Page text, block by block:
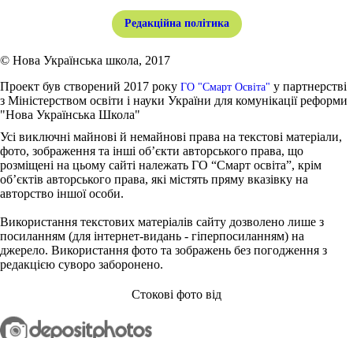
Редакційна політика
© Нова Українська школа, 2017
Проект був створений 2017 року ГО "Смарт Освіта" у партнерстві
з Міністерством освіти і науки України для комунікації реформи
"Нова Українська Школа"
Усі виключні майнові й немайнові права на текстові матеріали,
фото, зображення та інші об’єкти авторського права, що
розміщені на цьому сайті належать ГО “Смарт освіта”, крім
об’єктів авторського права, які містять пряму вказівку на
авторство іншої особи.
Використання текстових матеріалів сайту дозволено лише з
посиланням (для інтернет-видань - гіперпосиланням) на
джерело. Використання фото та зображень без погодження з
редакцією суворо заборонено.
Стокові фото від